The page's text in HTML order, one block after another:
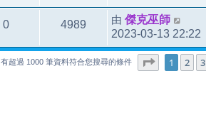
0 4989 由 傑克巫師
2023-03-13 22:22
有超過 1000 筆資料符合您搜尋的條件 1 頁 (共
1 2 3